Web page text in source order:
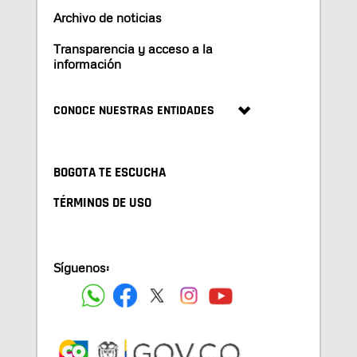
Archivo de noticias
Transparencia y acceso a la
información
CONOCE NUESTRAS ENTIDADES
BOGOTA TE ESCUCHA
TÉRMINOS DE USO
Síguenos: